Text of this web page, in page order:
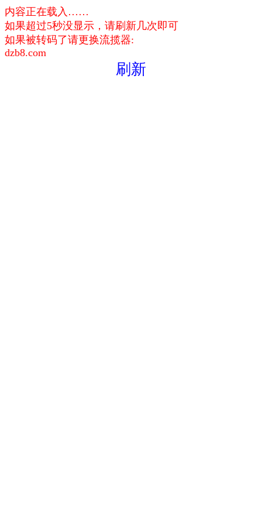
内容正在载入……
如果超过5秒没显示，请刷新几次即可
如果被转码了请更换流揽器:
dzb8.com
刷新